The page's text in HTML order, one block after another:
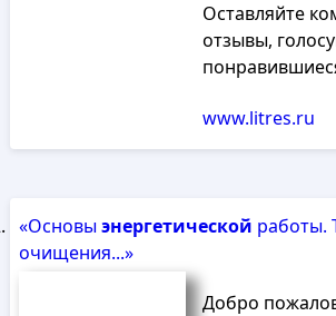
Оставляйте
отзывы,
www.litres.ru
«Основыэнергетической работы.
очищения...»
Добро